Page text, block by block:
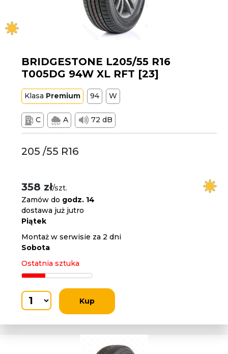
BRIDGESTONE L205/55 R16
T005DG 94W XL RFT [23]
Klasa Premium 94 W
C A 72 dB
205 /55 R16
358 zł/szt.
Zamów do godz. 14
dostawa już jutro
Piątek
Montaż w serwisie za 2 dni
Sobota
Ostatnia sztuka
Kup